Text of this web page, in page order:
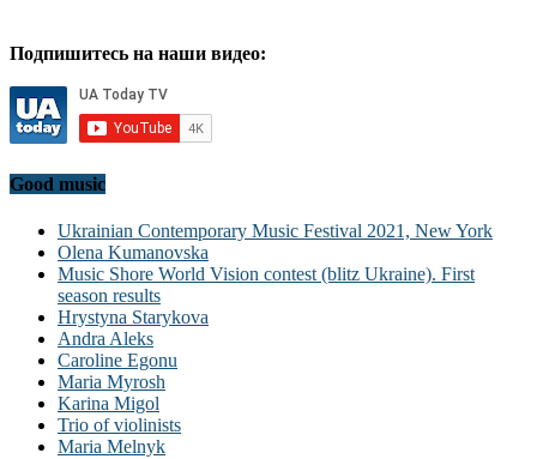
Подпишитесь на наши видео:
Good music
Ukrainian Contemporary Music Festival 2021, New York
Olena Kumanovska
Music Shore World Vision contest (blitz Ukraine). First
season results
Hrystyna Starykova
Andra Aleks
Caroline Egonu
Maria Myrosh
Karina Migol
Trio of violinists
Maria Melnyk